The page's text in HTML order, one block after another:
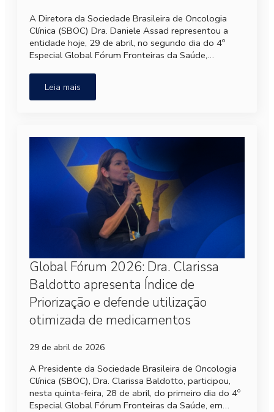
A Diretora da Sociedade Brasileira de Oncologia
Clínica (SBOC) Dra. Daniele Assad representou a
entidade hoje, 29 de abril, no segundo dia do 4º
Especial Global Fórum Fronteiras da Saúde,…
Leia mais
Global Fórum 2026: Dra. Clarissa
Baldotto apresenta Índice de
Priorização e defende utilização
otimizada de medicamentos
29 de abril de 2026
A Presidente da Sociedade Brasileira de Oncologia
Clínica (SBOC), Dra. Clarissa Baldotto, participou,
nesta quinta-feira, 28 de abril, do primeiro dia do 4º
Especial Global Fórum Fronteiras da Saúde, em…